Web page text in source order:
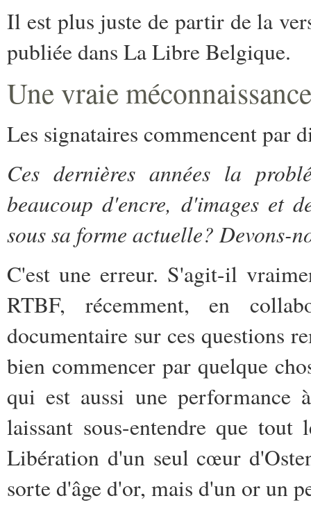
Il est plus juste de partir de la
publiée dans La Libre Belgique.
Une vraie
Les signataires commencent par
Ces dernières années la
beaucoup d'encre, d'images et
sous sa forme actuelle? Devons-
C'est une erreur. S'agit-il
RTBF, récemment, en
documentaire sur ces questions
bien commencer par quelque
qui est aussi une performance
laissant sous-entendre que
Libération d'un seul cœur
sorte d'âge d'or, mais d'un or un